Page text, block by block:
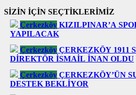
SİZİN İÇİN SEÇTİKLERİMİZ
Çerkezköy KIZILPINAR’A
YAPILACAK
Çerkezköy ÇERKEZKÖY 1911
DİREKTÖR İSMAİL İNAN OLDU
Çerkezköy ÇERKEZKÖY’ÜN
DESTEK BEKLİYOR